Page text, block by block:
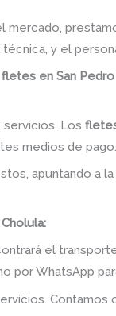
mercado,
y el
fletes en San Pedro
servicios. Los
medios de pago.
apuntando
el
por WhatsApp